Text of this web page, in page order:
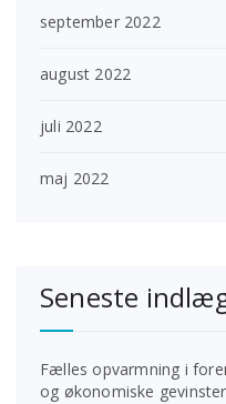
september 2022
august 2022
juli 2022
maj 2022
Seneste
Fælles opvarmning i
og økonomiske gevinster